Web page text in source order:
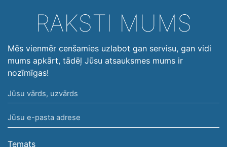
RAKSTI MUMS
Mēs vienmēr cenšamies uzlabot gan servisu, gan vidi
mums apkārt, tādēļ Jūsu atsauksmes mums ir
nozīmīgas!
Jūsu
vārds,
uzvārds
Jūsu
e-
pasta
Temats